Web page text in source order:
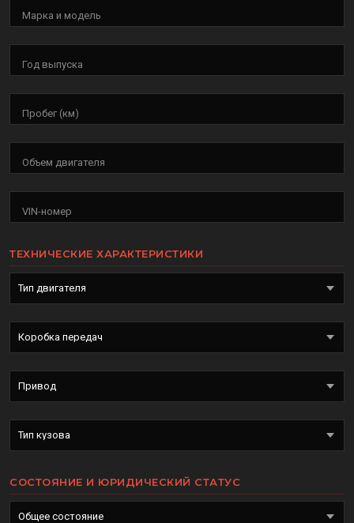
Марка и модель
Год выпуска
Пробег (км)
Объем двигателя
VIN-номер
ТЕХНИЧЕСКИЕ ХАРАКТЕРИСТИКИ
СОСТОЯНИЕ И ЮРИДИЧЕСКИЙ СТАТУС